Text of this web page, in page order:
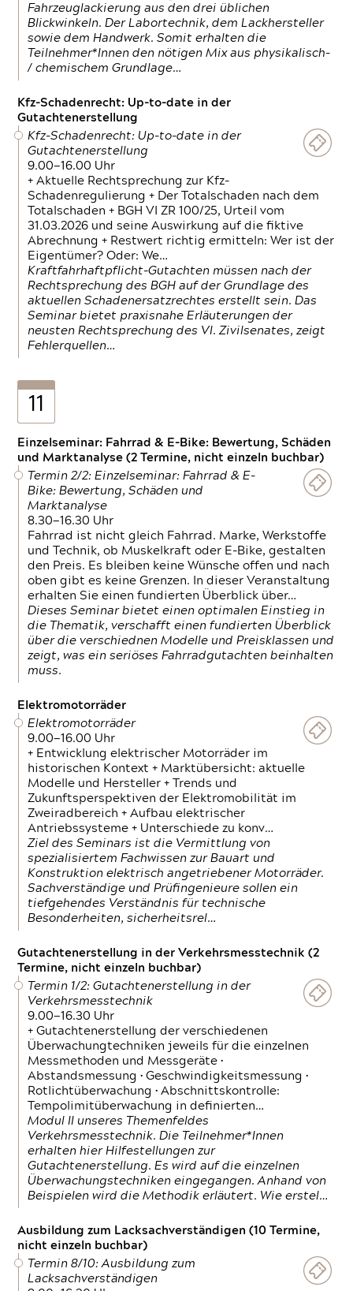
Fahrzeuglackierung aus den drei üblichen
Blickwinkeln. Der Labortechnik, dem Lackhersteller
sowie dem Handwerk. Somit erhalten die
Teilnehmer*Innen den nötigen Mix aus physikalisch-
/ chemischem Grundlage…
Kfz-Schadenrecht: Up-to-date in der
Gutachtenerstellung
Kfz-Schadenrecht: Up-to-date in der
Gutachtenerstellung
9.00—16.00 Uhr
+ Aktuelle Rechtsprechung zur Kfz-
Schadenregulierung + Der Totalschaden nach dem
Totalschaden + BGH VI ZR 100/25, Urteil vom
31.03.2026 und seine Auswirkung auf die fiktive
Abrechnung + Restwert richtig ermitteln: Wer ist der
Eigentümer? Oder: We…
Kraftfahrhaftpflicht-Gutachten müssen nach der
Rechtsprechung des BGH auf der Grundlage des
aktuellen Schadenersatzrechtes erstellt sein. Das
Seminar bietet praxisnahe Erläuterungen der
neusten Rechtsprechung des VI. Zivilsenates, zeigt
Fehlerquellen…
11
Einzelseminar: Fahrrad & E-Bike: Bewertung, Schäden
und Marktanalyse (2 Termine, nicht einzeln buchbar)
Termin 2/2: Einzelseminar: Fahrrad & E-
Bike: Bewertung, Schäden und
Marktanalyse
8.30—16.30 Uhr
Fahrrad ist nicht gleich Fahrrad. Marke, Werkstoffe
und Technik, ob Muskelkraft oder E-Bike, gestalten
den Preis. Es bleiben keine Wünsche offen und nach
oben gibt es keine Grenzen. In dieser Veranstaltung
erhalten Sie einen fundierten Überblick über…
Dieses Seminar bietet einen optimalen Einstieg in
die Thematik, verschafft einen fundierten Überblick
über die verschiednen Modelle und Preisklassen und
zeigt, was ein seriöses Fahrradgutachten beinhalten
muss.
Elektromotorräder
Elektromotorräder
9.00—16.00 Uhr
+ Entwicklung elektrischer Motorräder im
historischen Kontext + Marktübersicht: aktuelle
Modelle und Hersteller + Trends und
Zukunftsperspektiven der Elektromobilität im
Zweiradbereich + Aufbau elektrischer
Antriebssysteme + Unterschiede zu konv…
Ziel des Seminars ist die Vermittlung von
spezialisiertem Fachwissen zur Bauart und
Konstruktion elektrisch angetriebener Motorräder.
Sachverständige und Prüfingenieure sollen ein
tiefgehendes Verständnis für technische
Besonderheiten, sicherheitsrel…
Gutachtenerstellung in der Verkehrsmesstechnik (2
Termine, nicht einzeln buchbar)
Termin 1/2: Gutachtenerstellung in der
Verkehrsmesstechnik
9.00—16.30 Uhr
+ Gutachtenerstellung der verschiedenen
Überwachungtechniken jeweils für die einzelnen
Messmethoden und Messgeräte •
Abstandsmessung • Geschwindigkeitsmessung •
Rotlichtüberwachung • Abschnittskontrolle:
Tempolimitüberwachung in definierten…
Modul II unseres Themenfeldes
Verkehrsmesstechnik. Die Teilnehmer*Innen
erhalten hier Hilfestellungen zur
Gutachtenerstellung. Es wird auf die einzelnen
Überwachungstechniken eingegangen. Anhand von
Beispielen wird die Methodik erläutert. Wie erstel…
Ausbildung zum Lacksachverständigen (10 Termine,
nicht einzeln buchbar)
Termin 8/10: Ausbildung zum
Lacksachverständigen